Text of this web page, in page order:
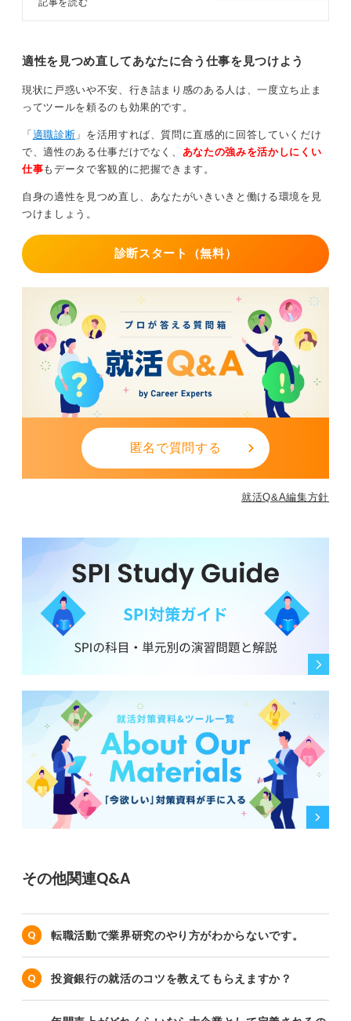
一方で、NGな質問もあります。
るのも好ましくありません。給与や福利厚生など、ご自
身の待遇ばかりを追求するような質問は、担当者からの
最後に、漠然としすぎた質問も避けましょう。何を聞き
たいのかがわかりにくい質問は、相手を困らせてしまう
当日の内容を深掘りする際には、ただ聞くだけでなく、
あなた自身の考えも交えながら質問できるとさらに良い
0
て、キャリアコンサルタントのアド
バイスを交えつつ解説します。
記事を読む
適性を見つめ直してあなたに合う仕事を見つけよう
現状に戸惑いや不安、行き詰まり感のある人は、一度立ち止ま
ってツールを頼るのも効果的です。
「 適職診断 」を活用すれば、質問に直感的に回答していくだけ
で、適性のある仕事だけでなく、 あなたの強みを活かしにくい
仕事もデータで客観的に把握できます。
自身の適性を見つめ直し、あなたがいきいきと働ける環境を見
つけましょう。
診断スタート（無料）
匿名で質問する
就活Q&A編集方針
その他関連Q&A
転職活動で業界研究のやり方がわからないです。
投資銀行の就活のコツを教えてもらえますか？